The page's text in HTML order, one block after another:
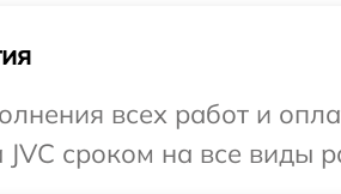
всех работ и
JVC сроком на все виды